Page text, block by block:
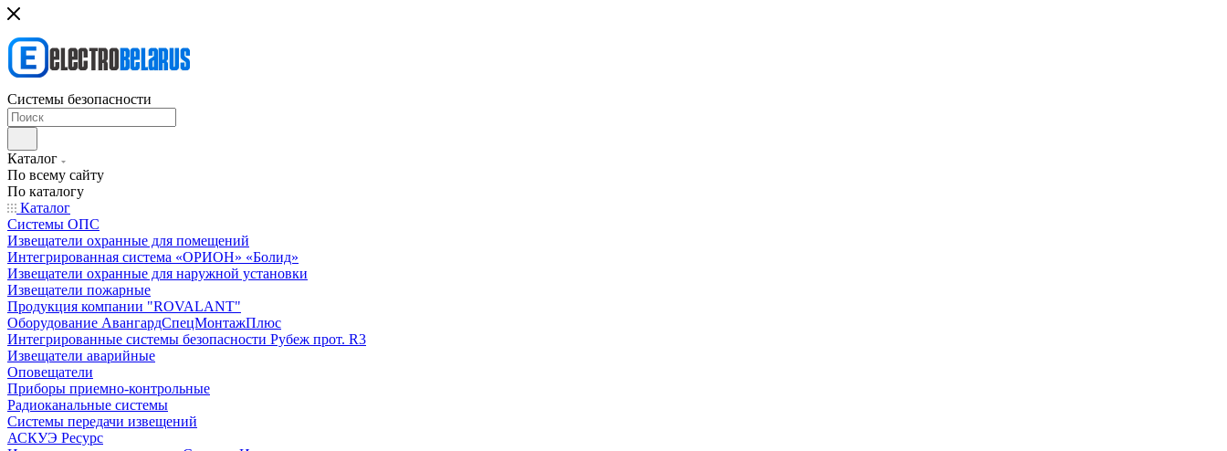
Системы безопасности
Каталог
По всему сайту
По каталогу
Каталог
Системы ОПС
Извещатели охранные для помещений
Интегрированная система «ОРИОН» «Болид»
Извещатели охранные для наружной установки
Извещатели пожарные
Продукция компании "ROVALANT"
Оборудование АвангардСпецМонтажПлюс
Интегрированные системы безопасности Рубеж прот. R3
Извещатели аварийные
Оповещатели
Приборы приемно-контрольные
Радиоканальные системы
Системы передачи извещений
АСКУЭ Ресурс